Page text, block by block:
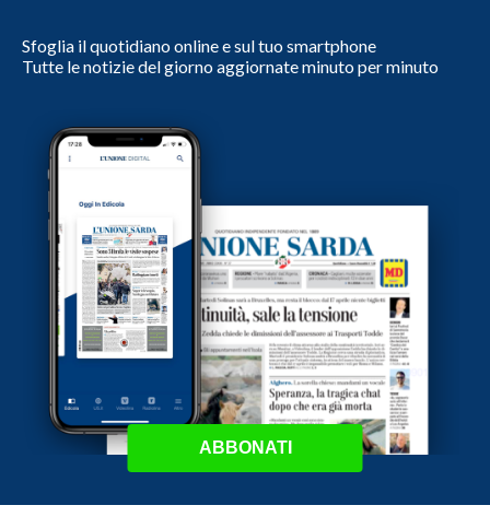
Sfoglia il quotidiano online e sul tuo smartphone
Tutte le notizie del giorno aggiornate minuto per minuto
ABBONATI